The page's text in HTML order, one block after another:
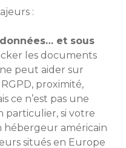
:
et sous
les documents
peut aider sur
proximité,
ce n’est pas une
particulier, si votre
hébergeur américain
situés en Europe